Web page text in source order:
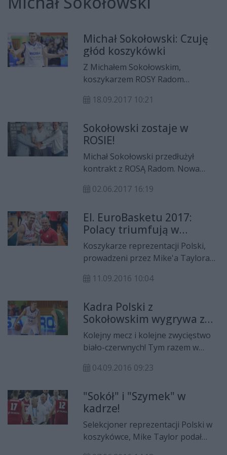
Michał Sokołowski: Czuję
głód koszykówki
Z Michałem Sokołowskim,
koszykarzem ROSY Radom
18.09.2017 10:21
Sokołowski zostaje w
ROSIE!
Michał Sokołowski przedłużył
kontrakt z ROSĄ Radom. Nowa
jeden sezon. Do drużyny „Smoków”
a Dawid Mazur został drugim
trenerem.
02.06.2017 16:19
El. EuroBasketu 2017:
Polacy triumfują w
Portugalii
Koszykarze reprezentacji Polski,
prowadzeni przez Mike'a Taylora
sięgnęli po czwarty triumf w
Biało-czerwoni rozpoczęli rundę
rewanżową w swojej grupie i w
ostatnią sobotę (10 września)
zagrali na wyjeździe z
reprezentacją Portugalii,
wygrywając 81:74!
11.09.2016 10:04
Kadra Polski z
Sokołowskim wygrywa z
Białorusią!
Kolejny mecz i kolejne zwycięstwo
biało-czerwnych! Tym razem w
2017 kadra prowadzona przez
Kamińskiego wygrywała z
reprezentacją Białorusi 97:79!
Najskuteczniejszym zawodnikiem
był Maciej Lampe autor 25
punktów. Michał Sokołowski (na
04.09.2016 09:23
"Sokół" i "Szymek" w
kadrze!
Selekcjoner reprezentacji Polski w
koszykówce, Mike Taylor podał